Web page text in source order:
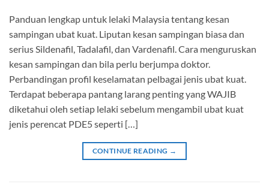
Panduan lengkap untuk lelaki Malaysia tentang kesan
sampingan ubat kuat. Liputan kesan sampingan biasa dan
serius Sildenafil, Tadalafil, dan Vardenafil. Cara menguruskan
kesan sampingan dan bila perlu berjumpa doktor.
Perbandingan profil keselamatan pelbagai jenis ubat kuat.
Terdapat beberapa pantang larang penting yang WAJIB
diketahui oleh setiap lelaki sebelum mengambil ubat kuat
jenis perencat PDE5 seperti […]
CONTINUE READING →